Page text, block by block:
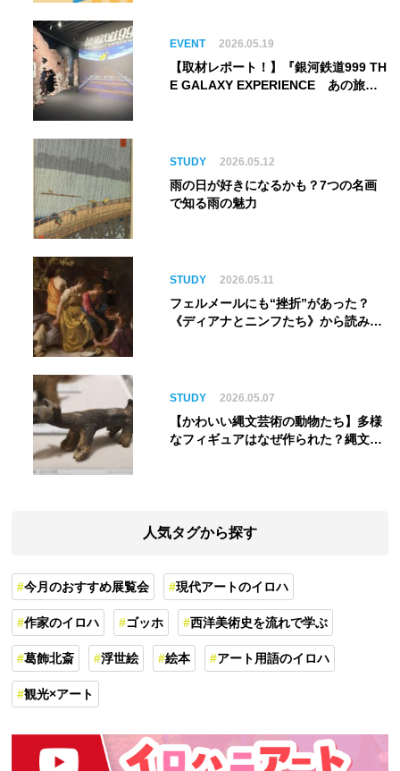
EVENT 2026.05.19
【取材レポート！】『銀河鉄道999 TH
E GALAXY EXPERIENCE あの旅
ム】
STUDY 2026.05.12
雨の日が好きになるかも？7つの名画
で知る雨の魅力
STUDY 2026.05.11
フェルメールにも“挫折”があった？
《ディアナとニンフたち》から読み解
STUDY 2026.05.07
【かわいい縄文芸術の動物たち】多様
なフィギュアはなぜ作られた？縄文人
人気タグから探す
今月のおすすめ展覧会 現代アートのイロハ
作家のイロハ ゴッホ 西洋美術史を流れで学ぶ
葛飾北斎 浮世絵 絵本 アート用語のイロハ
観光×アート